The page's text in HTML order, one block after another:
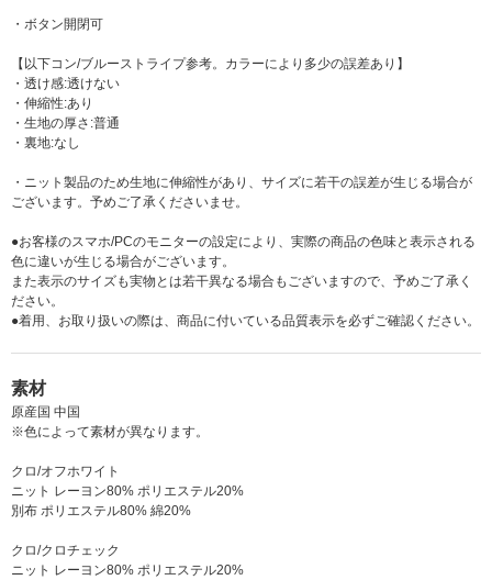
・ボタン開閉可
【以下コン/ブルーストライプ参考。カラーにより多少の誤差あり】
・透け感:透けない
・伸縮性:あり
・生地の厚さ:普通
・裏地:なし
・ニット製品のため生地に伸縮性があり、サイズに若干の誤差が生じる場合が
ございます。予めご了承くださいませ。
●お客様のスマホ/PCのモニターの設定により、実際の商品の色味と表示される
色に違いが生じる場合がございます。
また表示のサイズも実物とは若干異なる場合もございますので、予めご了承く
ださい。
●着用、お取り扱いの際は、商品に付いている品質表示を必ずご確認ください。
素材
原産国 中国
※色によって素材が異なります。
クロ/オフホワイト
ニット レーヨン80% ポリエステル20%
別布 ポリエステル80% 綿20%
クロ/クロチェック
ニット レーヨン80% ポリエステル20%